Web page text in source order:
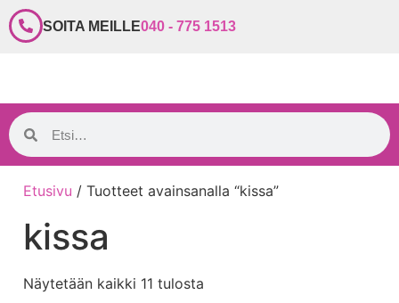
SOITA MEILLE040 - 775 1513
Etusivu / Tuotteet avainsanalla “kissa”
kissa
Näytetään kaikki 11 tulosta